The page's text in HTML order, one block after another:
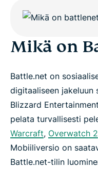
What people are
FAQs
Try ExpressVPN for
Mikä on
Battle.net on
digitaaliseen jakeluun
Blizzard
pelata turvallisesti
Warcraft, Overwatch 2
Mobiiliversio on
Battle.net-tilin